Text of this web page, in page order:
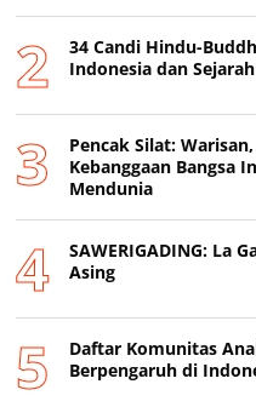
34 Candi Hindu-
Indonesia dan
Pencak Silat:
Kebanggaan Bangsa
Mendunia
SAWERIGADING: La
Asing
Daftar Komunitas
Berpengaruh di